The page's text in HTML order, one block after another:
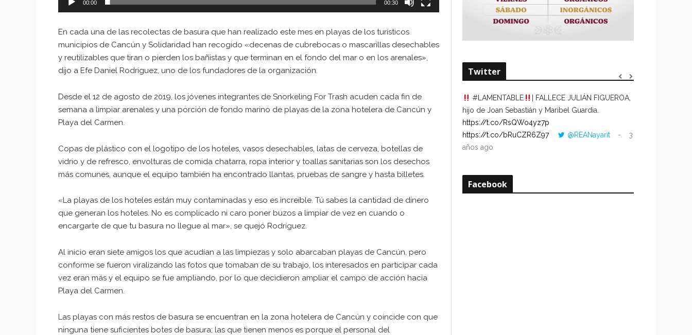
00:00 00:30
En cada una de las recolectas de basura que han realizado este mes en playas de los turísticos
municipios de Cancún y Solidaridad han recogido «decenas de cubrebocas o mascarillas desechables
y reutilizables que tiran o pierden los bañistas y que terminan en el fondo del mar o en los arenales»,
dijo a Efe Daniel Rodríguez, uno de los fundadores de la organización.
Desde el 12 de agosto de 2019, los jóvenes integrantes de Snorkeling For Trash acuden cada fin de
semana a limpiar arenales y una porción de fondo marino de playas de la zona hotelera de Cancún y
Playa del Carmen.
Copas de plástico con el logotipo de los hoteles, vasos desechables, latas de cerveza, botellas de
vidrio y de refresco, envolturas de comida chatarra, ropa interior y toallas sanitarias son los desechos
más comunes, aunque el equipo también ha encontrado llantas, pruebas de sangre y hasta billetes.
«La playas de los hoteles están muy contaminadas y eso es increíble. Tú sabes la cantidad de dinero
que generan los hoteles. No es complicado ni caro poner buzos a limpiar de vez en cuando o
encargarte de que tu basura no llegue al mar», se quejó Rodríguez.
Al inicio eran siete amigos los que acudían a las limpiezas y solo abarcaban playas de Cancún, pero
conforme se fueron viralizando las fotos que tomaban de su trabajo, los interesados en participar cada
vez eran más y el equipo se fue ampliando, por lo que decidieron ampliar el campo de acción hacia
Playa del Carmen.
Las playas con más restos de basura se encuentran en la zona hotelera de Cancún y coincide con que
ninguna tiene suficientes botes de basura; las que tienen menos es porque el personal del
Twitter
#LAMENTABLE
| FALLECE JULIÁN FIGUEROA,
hijo de Joan Sebastián y Maribel Guardia.
https://t.co/RsQWo4yz7p
https://t.co/bRuCZR6Z97
@REANayarit
3
años ago
Facebook